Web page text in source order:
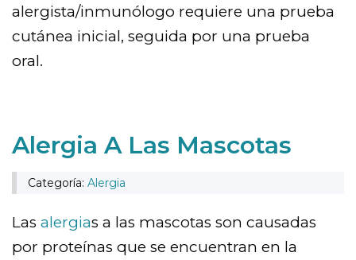
alergista/inmunólogo requiere una prueba
cutánea inicial, seguida por una prueba
oral.
Alergia A Las Mascotas
Categoría: Alergia
Las alergias a las mascotas son causadas
por proteínas que se encuentran en la